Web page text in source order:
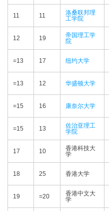
11 11
洛桑联邦理
工学院
12 19
帝国理工学
院
=13 17 纽约大学
=13 12 华盛顿大学
=15 16 康奈尔大学
=15 13
佐治亚理工
学院
17 10
香港科技大
学
18 25 香港大学
19 =20
香港中文大
学